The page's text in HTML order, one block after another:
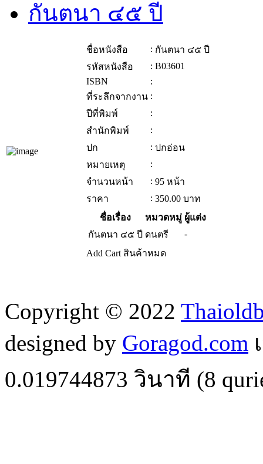
กันตนา ๔๕ ปี
ชื่อหนังสือ : กันตนา ๔๕ ปี
รหัสหนังสือ
: B03601
ISBN
:
ที่ระลึกจากงาน :
ปีที่พิมพ์
:
สำนักพิมพ์
:
ปก
: ปกอ่อน
หมายเหตุ
:
จำนวนหน้า
: 95 หน้า
ราคา
: 350.00 บาท
ชื่อเรื่อง
หมวดหมู่ ผู้แต่ง
กันตนา ๔๕ ปี ดนตรี
-
Add Cart สินค้าหมด
Copyright © 2022
designed by Goragod.com
0.019744873 วินาที (8